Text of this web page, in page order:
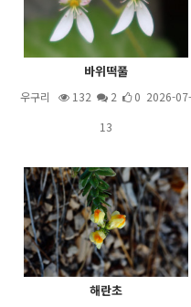
바위떡풀
우구리 132 2
0 2026-07-
13
해란초